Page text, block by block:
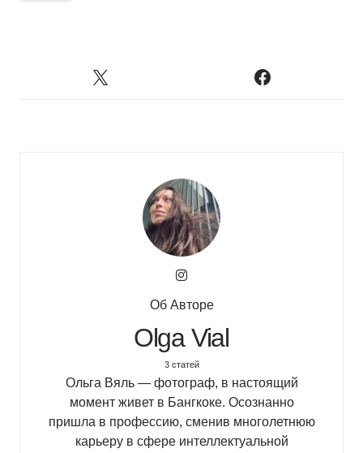
Об Авторе
Olga Vial
3 статей
Ольга Вяль — фотограф, в настоящий
момент живет в Бангкоке. Осознанно
пришла в профессию, сменив многолетнюю
карьеру в сфере интеллектуальной